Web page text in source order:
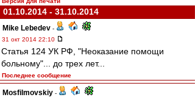
01.10.2014 - 31.10.2014
Mike Lebedev -
31 окт 2014 22:10
Статья 124 УК РФ, "Неоказание помощи
больному"... до трех лет...
Последнее сообщение
Mosfilmovskiy -